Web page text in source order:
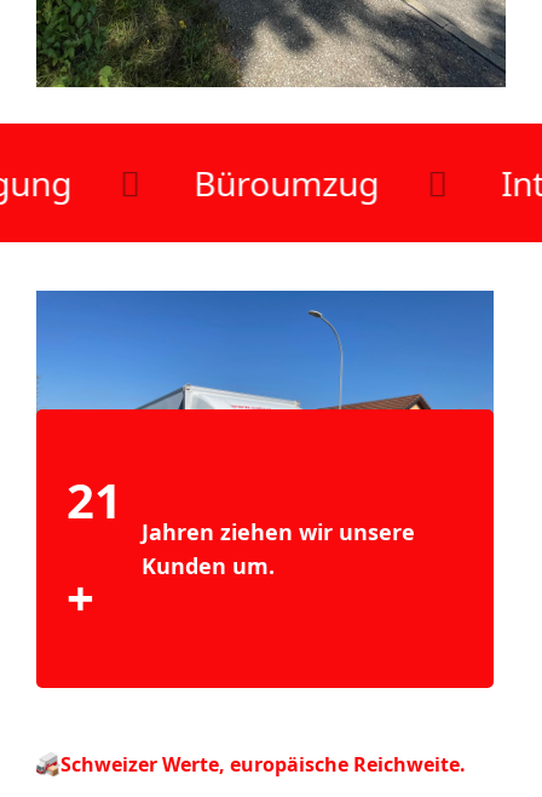
Büroumzug
25
+
Jahren ziehen wir unsere
Kunden um.
Schweizer Werte, europäische Reichweite.